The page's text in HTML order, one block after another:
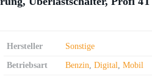
Hersteller Sonstige
Betriebsart Benzin,Digital,Mobil